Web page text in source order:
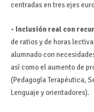
centradas en tres ejes
• Inclusión real con
de ratios y de horas
alumnado con
así como el aumento de
(Pedagogía Terapéutica,
Lenguaje y orientadores).